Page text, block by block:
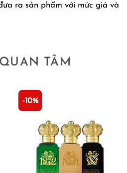
ra sản phẩm với mức giá và
TÂM
-10%